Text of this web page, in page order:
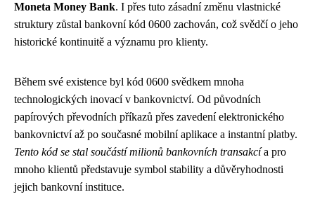
Moneta Money Bank. I přes tuto zásadní změnu vlastnické
struktury zůstal bankovní kód 0600 zachován, což svědčí o jeho
historické kontinuitě a významu pro klienty.
Během své existence byl kód 0600 svědkem mnoha
technologických inovací v bankovnictví. Od původních
papírových převodních příkazů přes zavedení elektronického
bankovnictví až po současné mobilní aplikace a instantní platby.
Tento kód se stal součástí milionů bankovních transakcía pro
mnoho klientů představuje symbol stability a důvěryhodnosti
jejich bankovní instituce.